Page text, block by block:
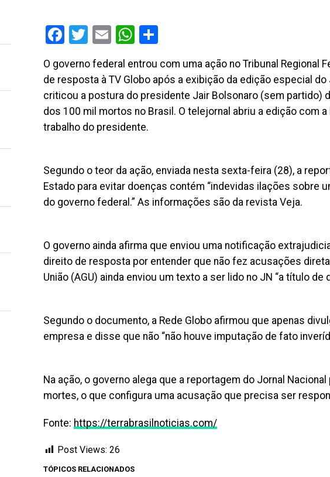
Facebook
Twitter
EmailWhatsApp
O governo federal entrou com uma ação no Tribunal Regional
de resposta à TV Globo após a exibição da edição especial
criticou a postura do presidente Jair Bolsonaro (sem partido)
dos 100 mil mortos no Brasil. O telejornal abriu a edição com
trabalho do presidente.
Segundo o teor da ação, enviada nesta sexta-feira (28), a
Estado para evitar doenças contém “indevidas ilações sobre
do governo federal.” As informações são da revista Veja.
O governo ainda afirma que enviou uma notificação
direito de resposta por entender que não fez acusações
União (AGU) ainda enviou um texto a ser lido no JN “a título
Segundo o documento, a Rede Globo afirmou que apenas
empresa e disse que não “não houve imputação de fato
Na ação, o governo alega que a reportagem do Jornal
mortes, o que configura uma acusação que precisa ser
Fonte: https://terrabrasilnoticias.com/
Post Views: 26
TÓPICOS RELACIONADOS